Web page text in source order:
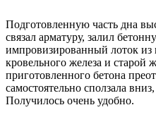
Подготовленную часть дна
связал арматуру, залил
импровизированный лоток из
кровельного железа и старой
приготовленного бетона
самостоятельно сползала
Получилось очень удобно.